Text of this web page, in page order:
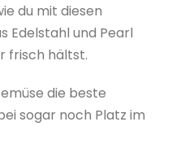
du mit diesen
Edelstahl und Pearl
frisch hältst.
die beste
sogar noch Platz im